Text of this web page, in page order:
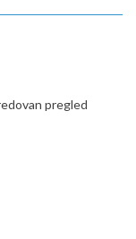
pregled